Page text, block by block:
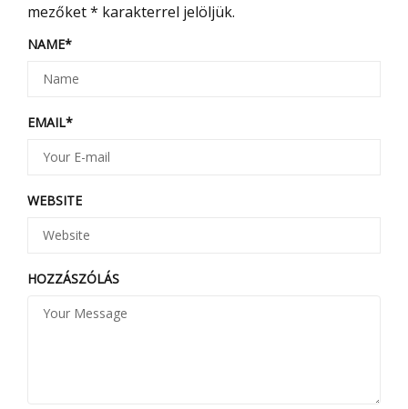
mezőket* karakterrel jelöljük.
NAME*
EMAIL*
WEBSITE
HOZZÁSZÓLÁS